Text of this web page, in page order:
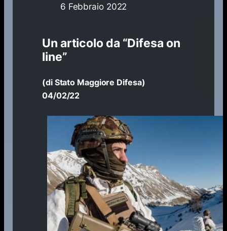
6 Febbraio 2022
Un articolo da “Difesa on
line”
(di Stato Maggiore Difesa)
04/02/22